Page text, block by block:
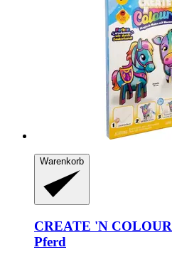
Warenkorb
CREATE 'N COLOUR
Pferd